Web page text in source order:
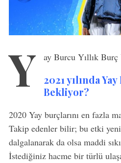
Y ay Burcu Yıllık
2021 yılında
Bekliyor?
2020 Yay burçlarını en fazla
Takip edenler bilir; bu etki
dalgalanarak da olsa maddi
İstediğiniz hacme bir türlü